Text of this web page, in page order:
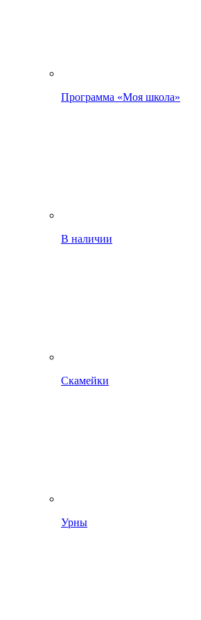
Программа «Моя школа»
В наличии
Скамейки
Урны